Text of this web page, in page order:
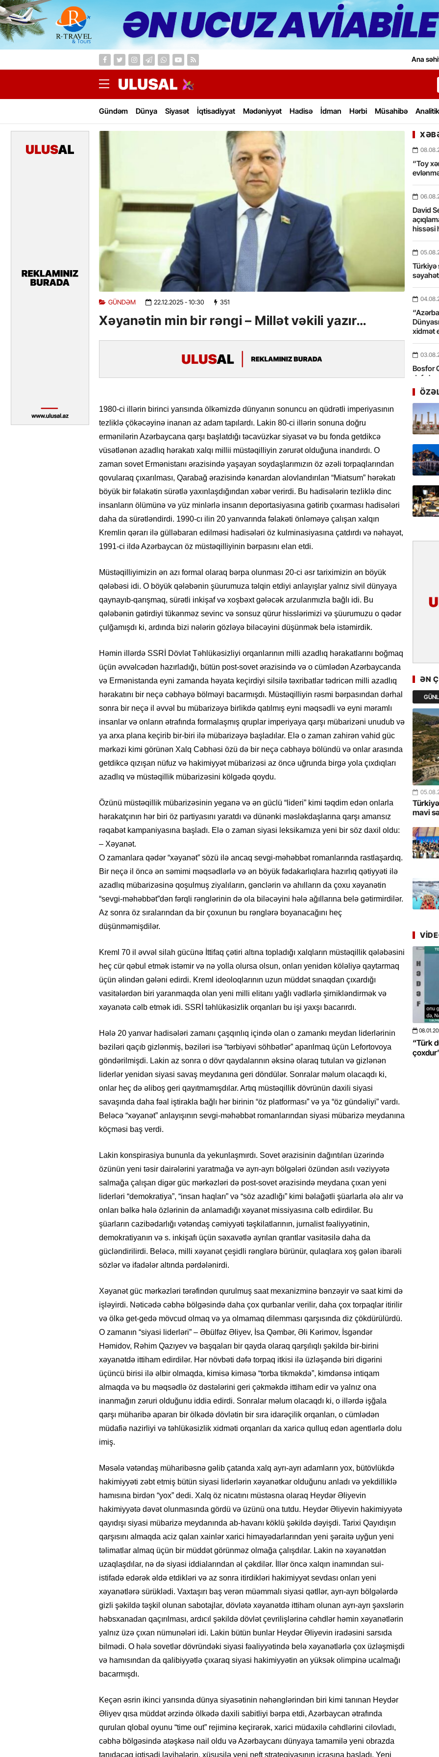
Ana
Gündəm Dünya Siyasət İqtisadiyyat Mədəniyyət Hadisə İdman Hərbi Müsahibə
GÜNDƏM 22.12.2025- 10:30 351
Xəyanətin min bir rəngi – Millət vəkili yazır…
1980-ci illərin birinci yarısında ölkəmizdə dünyanın sonuncu ən qüdrətli imperiyasının
tezliklə çökəcəyinə inanan az adam tapılardı. Lakin 80-ci illərin sonuna doğru
ermənilərin Azərbaycana qarşı başlatdığı təcavüzkar siyasət və bu fonda getdikcə
vüsətlənən azadlıq hərakatı xalqı millii müstəqilliyin zərurət olduğuna inandırdı. O
zaman sovet Ermənistanı ərazisində yaşayan soydaşlarımızın öz əzəli torpaqlarından
qovularaq çıxarılması, Qarabağ ərazisində kənardan alovlandırılan “Miatsum” hərəkatı
böyük bir fəlakətin sürətlə yaxınlaşdığından xəbər verirdi. Bu hadisələrin tezliklə dinc
insanların ölümünə və yüz minlərlə insanın deportasiyasına gətirib çıxarması hadisələri
daha da sürətləndirdi. 1990-cı ilin 20 yanvarında fəlakəti önləməyə çalışan xalqın
Kremlin qərarı ilə gülləbaran edilməsi hadisələri öz kulminasiyasına çatdırdı və nəhayət,
1991-ci ildə Azərbaycan öz müstəqilliyinin bərpasını elan etdi.
Müstəqilliyimizin ən azı formal olaraq bərpa olunması 20-ci əsr tariximizin ən böyük
qələbəsi idi. O böyük qələbənin şüurumuza təlqin etdiyi anlayışlar yalnız sivil dünyaya
qaynayıb-qarışmaq, sürətli inkişaf və xoşbəxt gələcək arzularımızla bağlı idi. Bu
qələbənin gətirdiyi tükənməz sevinc və sonsuz qürur hisslərimizi və şüurumuzu o qədər
çulğamışdı ki, ardında bizi nələrin gözləyə biləcəyini düşünmək belə istəmirdik.
Həmin illərdə SSRİ Dövlət Təhlükəsizliyi orqanlarının milli azadlıq hərakatlarını boğmaq
üçün əvvəlcədən hazırladığı, bütün post-sovet ərazisində və o cümlədən Azərbaycanda
və Ermənistanda eyni zamanda həyata keçirdiyi silsilə təxribatlar tədricən milli azadlıq
hərakatını bir neçə cəbhəyə bölməyi bacarmışdı. Müstəqilliyin rəsmi bərpasından dərhal
sonra bir neçə il əvvəl bu mübarizəyə birlikdə qatılmış eyni məqsədli və eyni məramlı
insanlar və onların ətrafında formalaşmış qruplar imperiyaya qarşı mübarizəni unudub və
ya arxa plana keçirib bir-biri ilə mübarizəyə başladılar. Elə o zaman zahirən vahid güc
mərkəzi kimi görünən Xalq Cəbhəsi özü də bir neçə cəbhəyə bölündü və onlar arasında
getdikcə qızışan nüfuz və hakimiyyət mübarizəsi az öncə uğrunda birgə yola çıxdıqları
azadlıq və müstəqillik mübarizəsini kölgədə qoydu.
Özünü müstəqillik mübarizəsinin yeganə və ən güclü “lideri” kimi təqdim edən onlarla
hərakatçının hər biri öz partiyasını yaratdı və dünənki məsləkdaşlarına qarşı amansız
rəqabət kampaniyasına başladı. Elə o zaman siyasi leksikamıza yeni bir söz daxil oldu:
– Xəyanət.
O zamanlara qədər “xəyanət” sözü ilə ancaq sevgi-məhəbbət romanlarında rastlaşardıq.
Bir neçə il öncə ən səmimi məqsədlərlə və ən böyük fədakarlıqlara hazırlıq qətiyyəti ilə
azadlıq mübarizəsinə qoşulmuş ziyalıların, gənclərin və ahılların da çoxu xəyanətin
“sevgi-məhəbbət”dən fərqli rənglərinin də ola biləcəyini hələ ağıllarına belə gətirmirdilər.
Az sonra öz sıralarından da bir çoxunun bu rənglərə boyanacağını heç
düşünməmişdilər.
Kreml 70 il əvvəl silah gücünə İttifaq çətiri altına topladığı xalqların müstəqillik qələbəsini
heç cür qəbul etmək istəmir və nə yolla olursa olsun, onları yenidən köləliyə qaytarmaq
üçün əlindən gələni edirdi. Kreml ideoloqlarının uzun müddət sınaqdan çıxardığı
vasitələrdən biri yaranmaqda olan yeni milli elitanı yağlı vədlərlə şirnikləndirmək və
xəyanətə cəlb etmək idi. SSRİ təhlükəsizlik orqanları bu işi yaxşı bacarırdı.
Hələ 20 yanvar hadisələri zamanı çaşqınlıq içində olan o zamankı meydan liderlərinin
bəziləri qaçıb gizlənmiş, bəziləri isə “tərbiyəvi söhbətlər” aparılmaq üçün Lefortovoya
göndərilmişdi. Lakin az sonra o dövr qaydalarının əksinə olaraq tutulan və gizlənən
liderlər yenidən siyasi savaş meydanına geri döndülər. Sonralar məlum olacaqdı ki,
onlar heç də əliboş geri qayıtmamışdılar. Artıq müstəqillik dövrünün daxili siyasi
savaşında daha fəal iştirakla bağlı hər birinin “öz platforması” və ya “öz gündəliyi” vardı.
Beləcə “xəyanət” anlayışının sevgi-məhəbbət romanlarından siyasi mübarizə meydanına
köçməsi baş verdi.
Lakin konspirasiya bununla da yekunlaşmırdı. Sovet ərazisinin dağıntıları üzərində
özünün yeni təsir dairələrini yaratmağa və ayrı-ayrı bölgələri özündən asılı vəziyyətə
salmağa çalışan digər güc mərkəzləri də post-sovet ərazisində meydana çıxan yeni
liderləri “demokratiya”, “insan haqları” və “söz azadlığı” kimi bəlağətli şüarlarla ələ alır və
onları bəlkə hələ özlərinin də anlamadığı xəyanət missiyasına cəlb edirdilər. Bu
şüarların cazibədarlığı vətəndaş cəmiyyəti təşkilatlarının, jurnalist fəaliyyətinin,
demokratiyanın və s. inkişafı üçün səxavətlə ayrılan qrantlar vasitəsilə daha da
gücləndirilirdi. Beləcə, milli xəyanət çeşidli rənglərə bürünür, qulaqlara xoş gələn ibarəli
sözlər və ifadələr altında pərdələnirdi.
Xəyanət güc mərkəzləri tərəfindən qurulmuş saat mexanizminə bənzəyir və saat kimi də
işləyirdi. Nəticədə cəbhə bölgəsində daha çox qurbanlar verilir, daha çox torpaqlar itirilir
və ölkə get-gedə mövcud olmaq və ya olmamaq dilemması qarşısında diz çökdürülürdü.
O zamanın “siyasi liderləri” – Əbülfəz Əliyev, İsa Qəmbər, Əli Kərimov, İsgəndər
Həmidov, Rəhim Qazıyev və başqaları bir qayda olaraq qarşılıqlı şəkildə bir-birini
xəyanətdə ittiham edirdilər. Hər növbəti dəfə torpaq itkisi ilə üzləşəndə biri digərini
üçüncü birisi ilə əlbir olmaqda, kimisə kiməsə “torba tikməkdə”, kimdənsə intiqam
almaqda və bu məqsədlə öz dəstələrini geri çəkməkdə ittiham edir və yalnız ona
inanmağın zəruri olduğunu iddia edirdi. Sonralar məlum olacaqdı ki, o illərdə işğala
qarşı müharibə aparan bir ölkədə dövlətin bir sıra idarəçilik orqanları, o cümlədən
müdafiə nazirliyi və təhlükəsizlik xidməti orqanları da xaricə qulluq edən agentlərlə dolu
imiş.
Məsələ vətəndaş müharibəsnə gəlib çatanda xalq ayrı-ayrı adamların yox, bütövlükdə
hakimiyyəti zəbt etmiş bütün siyasi liderlərin xəyanətkar olduğunu anladı və yekdilliklə
hamısına birdən “yox” dedi. Xalq öz nicatını müstəsna olaraq Heydər Əliyevin
hakimiyyətə dəvət olunmasında gördü və üzünü ona tutdu. Heydər Əliyevin hakimiyyətə
qayıdışı siyasi mübarizə meydanında ab-havanı köklü şəkildə dəyişdi. Tarixi Qayıdışın
qarşısını almaqda aciz qalan xainlər xarici himayədarlarından yeni şəraitə uyğun yeni
təlimatlar almaq üçün bir müddət görünməz olmağa çalışdılar. Lakin nə xəyanətdən
uzaqlaşdılar, nə də siyasi iddialarından əl çəkdilər. İllər öncə xalqın inamından sui-
istifadə edərək əldə etdikləri və az sonra itirdikləri hakimiyyət sevdası onları yeni
xəyanətlərə sürüklədi. Vaxtaşırı baş verən müəmmalı siyasi qətllər, ayrı-ayrı bölgələrdə
gizli şəkildə təşkil olunan sabotajlar, dövlətə xəyanətdə ittiham olunan ayrı-ayrı şəxslərin
həbsxanadan qaçırılması, ardıcıl şəkildə dövlət çevrilişlərinə cəhdlər həmin xəyanətlərin
yalnız üzə çıxan nümunələri idi. Lakin bütün bunlar Heydər Əliyevin iradəsini sarsıda
bilmədi. O hələ sovetlər dövründəki siyasi fəaliyyətində belə xəyanətlərlə çox üzləşmişdi
və hamısından da qalibiyyətlə çıxaraq siyasi hakimiyyətin ən yüksək olimpinə ucalmağı
bacarmışdı.
Keçən əsrin ikinci yarısında dünya siyasətinin nəhənglərindən biri kimi tanınan Heydər
Əliyev qısa müddət ərzində ölkədə daxili sabitliyi bərpa etdi, Azərbaycan ətrafında
qurulan qlobal oyunu “time out” rejiminə keçirərək, xarici müdaxilə cəhdlərini cilovladı,
cəbhə bölgəsində atəşkəsə nail oldu və Azərbaycanı dünyaya tamamilə yeni obrazda
tanıdacaq iqtisadi layihələrin, xüsusilə yeni neft strategiyasının icrasına başladı. Yeni
“Toy
David
hissəsi
Türkiyə
xidmət
Bosfor
dəfə
Ana
Tarixin
İlin ilk
çox
-
Türkiyə
“İlham
mərhələ
Günü
yer
ƏN
mavi
onların çirkin oyununu
14.05.2026- 10:58 347
“ABŞ və Qərb Çinin daha da böyüməsini
istəmir”- VİDEO
08.01.2026- 10:50 425
“Türk dünyası ilə bağlı görüləcək işlər
çoxdur” -VİDEO